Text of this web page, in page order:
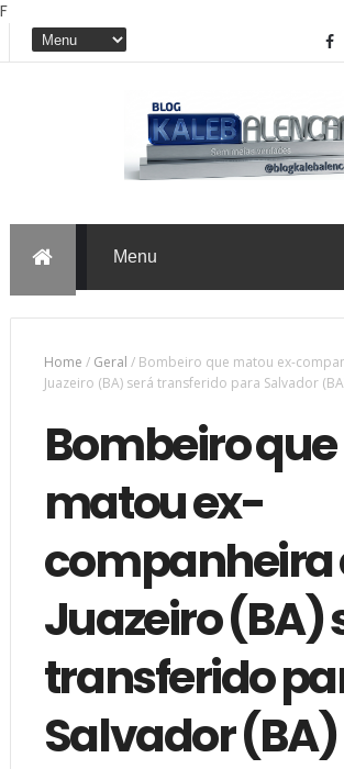
F
Home / Geral / Bombeiro que matou ex-
Juazeiro (BA) será transferido para Salvador
Bombeiro que
matou ex-
companheira
Juazeiro (BA)
transferido
Salvador (BA)